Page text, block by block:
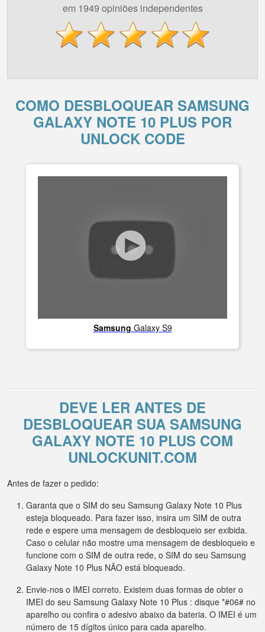
em 1949 opiniões independentes
COMO DESBLOQUEAR SAMSUNG
GALAXY NOTE 10 PLUS POR
UNLOCK CODE
Samsung Galaxy S9
DEVE LER ANTES DE
DESBLOQUEAR SUA SAMSUNG
GALAXY NOTE 10 PLUS COM
UNLOCKUNIT.COM
Antes de fazer o pedido:
Garanta que o SIM do seu Samsung Galaxy Note 10 Plus
esteja bloqueado. Para fazer isso, insira um SIM de outra
rede e espere uma mensagem de desbloqueio ser exibida.
Caso o celular não mostre uma mensagem de desbloqueio e
funcione com o SIM de outra rede, o SIM do seu Samsung
Galaxy Note 10 Plus NÃO está bloqueado.
Envie-nos o IMEI correto. Existem duas formas de obter o
IMEI do seu Samsung Galaxy Note 10 Plus : disque *#06# no
aparelho ou confira o adesivo abaixo da bateria. O IMEI é um
número de 15 dígitos único para cada aparelho.